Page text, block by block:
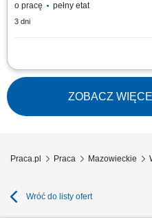
o pracę
pełny etat
3 dni
Aktywne pozyskiwanie klientów i
Diagnozowanie potrzeb klientów i
rozwiązań finansowych. Sprzedaż
inwestycyjnych. Operacyjna
sektora MŚP....
ZOBACZ
Praca.pl Praca Mazowieckie
Wróć do listy ofert